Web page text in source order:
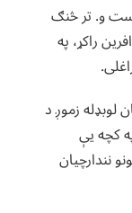
و. تر څنګ
راکړ، په
لوبډله زموږ د
کچه یې
نندارچیان